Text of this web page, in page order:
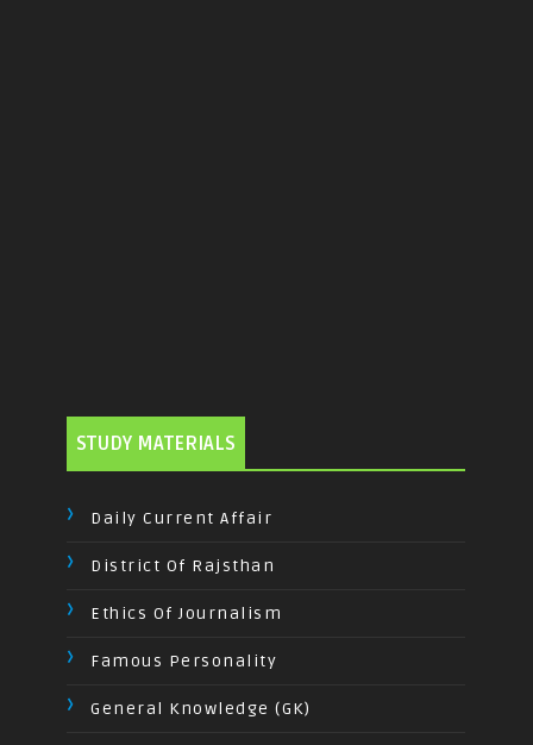
STUDY MATERIALS
Daily Current Affair
District Of Rajsthan
Ethics Of Journalism
Famous Personality
General Knowledge (GK)